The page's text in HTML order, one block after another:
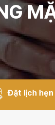
Đặt lịch hẹn